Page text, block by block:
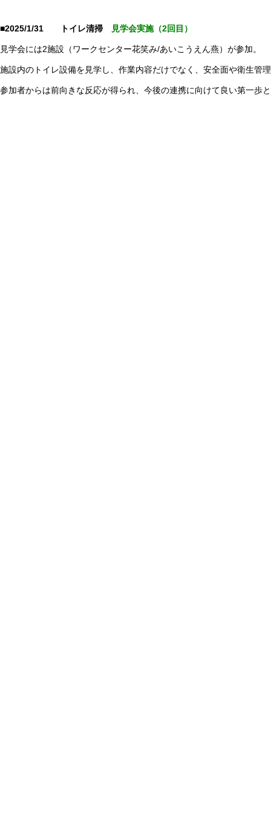
■2025/1/31 トイレ清掃 見学会実施（2回目）
見学会には2施設（ワークセンター花笑み/あいこうえん燕）が参加。
施設内のトイレ設備を見学し、作業内容だけでなく、安全面や衛生管
参加者からは前向きな反応が得られ、今後の連携に向けて良い第一歩